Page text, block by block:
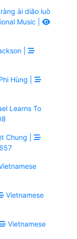
ài diāo luò
Music |
|
Hùng |
Learns To
Chung |
Vietnamese
Vietnamese